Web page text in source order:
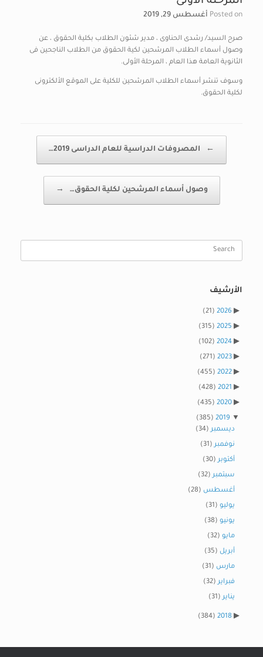
Posted on أغسطس 29, 2019
صرح السيد/ رشدى الحناوى ، مدير شئون الطلاب بكلية الحقوق ، عن
وصول أسماء الطلاب المرشحين لكية الحقوق من الطلاب الناجحين فى
الثانوية العامة هذا العام ، المرحلة الأولى.
وسوف تنشر أسماء الطلاب المرشحين للكلية على الموقع الألكترونى
لكلية الحقوق.
← المصروفات الدراسية للعام الدراسى 2019…
وصول أسماء المرشحين لكلية الحقوق… →
Search
الأرشيف
2026
(21)
2025
(315)
2024
(102)
2023
(271)
2022
(455)
2021
(428)
2020
(435)
2019
(385)
ديسمبر(34)
نوفمبر(31)
أكتوبر(30)
سبتمبر(32)
أغسطس (28)
يوليو (31)
يونيو (38)
مايو (32)
أبريل (35)
مارس (31)
فبراير(32)
يناير(31)
2018
(384)